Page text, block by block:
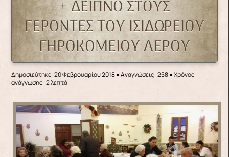
+ ΔΕΙΠΝΟ ΣΤΟΥΣ
ΓΕΡΟΝΤΕΣ ΤΟΥ ΙΣΙΔΩΡΕΙΟΥ
ΓΗΡΟΚΟΜΕΙΟΥ ΛΕΡΟΥ
Δημοσιεύτηκε: 20 Φεβρουαρίου 2018●Αναγνώσεις: 258● Χρόνος
ανάγνωσης: 2 λεπτά